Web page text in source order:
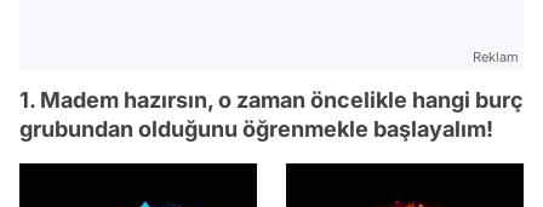
Reklam
1. Madem hazırsın, o zaman öncelikle hangi burç
grubundan olduğunu öğrenmekle başlayalım!